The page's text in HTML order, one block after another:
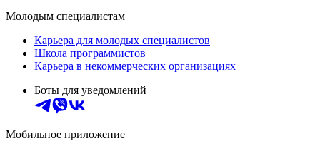
Молодым специалистам
Карьера для молодых специалистов
Школа программистов
Карьера в некоммерческих организациях
Боты для уведомлений
Мобильное приложение